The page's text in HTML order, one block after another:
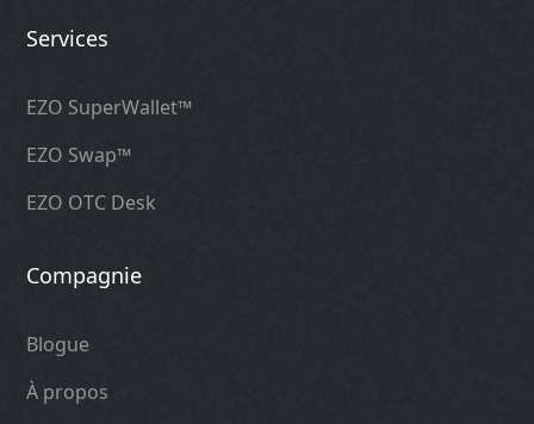
Services
EZO SuperWallet™
EZO Swap™
EZO OTC Desk
Compagnie
Blogue
À propos